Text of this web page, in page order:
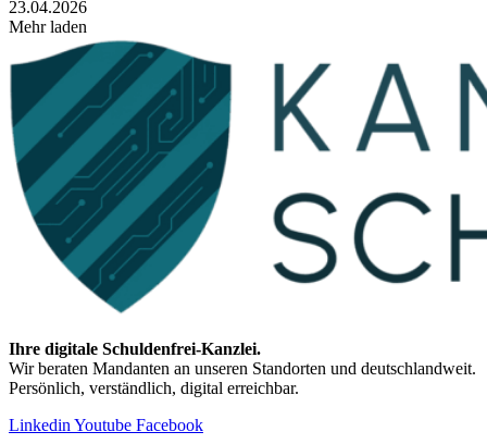
23.04.2026
Mehr laden
Ihre digitale Schuldenfrei-Kanzlei.
Wir beraten Mandanten an unseren Standorten und deutschlandweit.
Persönlich, verständlich, digital erreichbar.
Linkedin Youtube Facebook